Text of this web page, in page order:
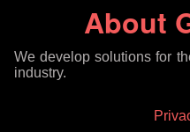
About
We develop solutions for
industry.